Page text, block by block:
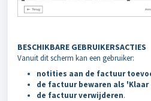
BESCHIKBARE GEBRUIKERSACTIES
Vanuit dit scherm kan een gebruiker:
notities aan de factuur
de factuur bewaren als
de factuur verwijderen.